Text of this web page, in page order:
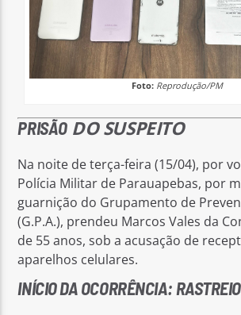
Foto: Reprodução/PM
PRISÃODO SUSPEITO
Na noite de terça-feira (15/04), por
Polícia Militar de Parauapebas, por
guarnição do Grupamento de
(G.P.A.), prendeu Marcos Vales da
de 55 anos, sob a acusação de
aparelhos celulares.
INÍCIO DA OCORRÊNCIA: